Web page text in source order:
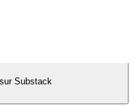
Substack